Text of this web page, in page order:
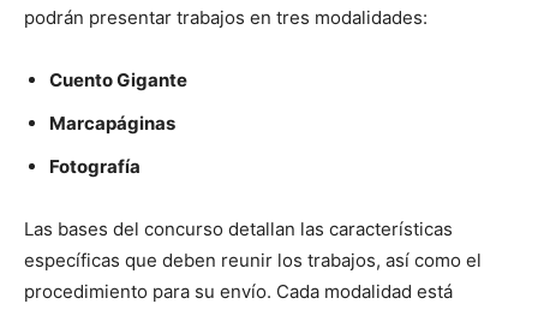
podrán presentar trabajos en tres modalidades:
Cuento Gigante
Marcapáginas
Fotografía
Las bases del concurso detallan las características
específicas que deben reunir los trabajos, así como el
procedimiento para su envío. Cada modalidad está